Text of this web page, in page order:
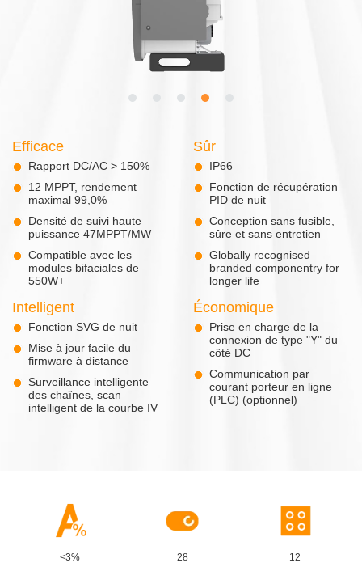
Efficace
Rapport DC/AC > 150%
12 MPPT, rendement
maximal 99,0%
Densité de suivi haute
puissance 47MPPT/MW
Compatible avec les
modules bifaciales de
550W+
Sûr
IP66
Fonction de récupération
PID de nuit
Conception sans fusible,
sûre et sans entretien
Globally recognised
branded componentry for
longer life
Intelligent
Fonction SVG de nuit
Mise à jour facile du
firmware à distance
Surveillance intelligente
des chaînes, scan
intelligent de la courbe IV
Économique
Prise en charge de la
connexion de type "Y" du
côté DC
Communication par
courant porteur en ligne
(PLC) (optionnel)
<3%
28
12